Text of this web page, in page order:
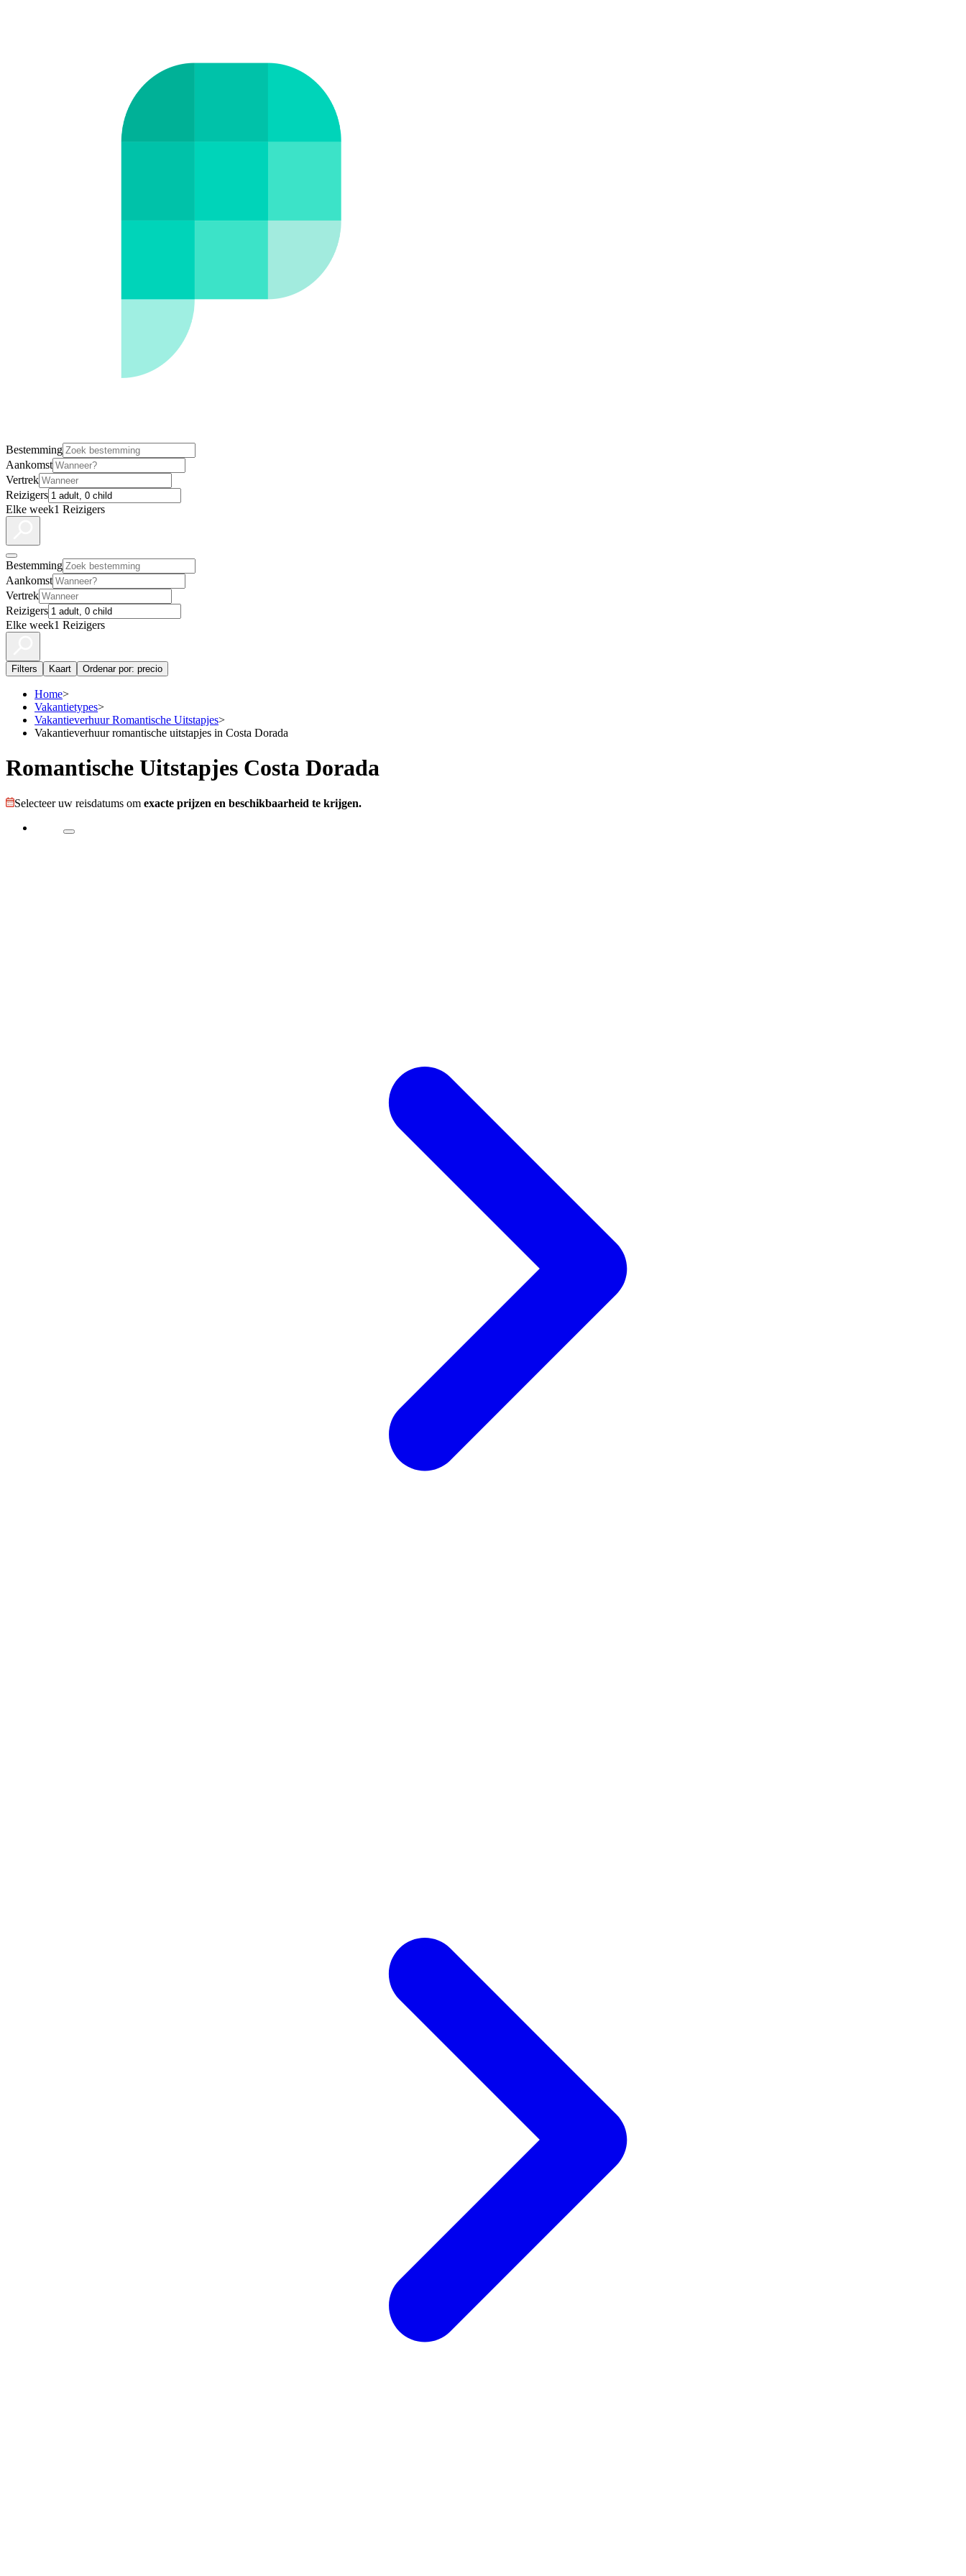
Bestemming
Aankomst
Vertrek
Reizigers
Elke week1 Reizigers
Bestemming
Aankomst
Vertrek
Reizigers
Elke week1 Reizigers
Filters Kaart Ordenar por: precio
Home>
Vakantietypes>
Vakantieverhuur Romantische Uitstapjes>
Vakantieverhuur romantische uitstapjes in Costa Dorada
Romantische Uitstapjes Costa Dorada
Selecteer uw reisdatums om exacte prijzen en beschikbaarheid te krijgen.